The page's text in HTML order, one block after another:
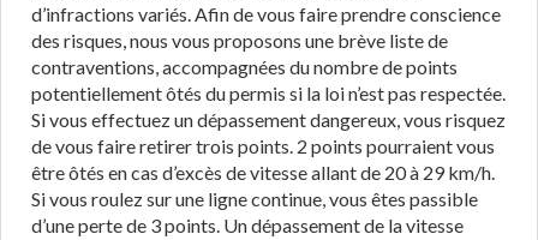
d’infractions variés. Afin de vous faire prendre conscience
des risques, nous vous proposons une brève liste de
contraventions, accompagnées du nombre de points
potentiellement ôtés du permis si la loi n’est pas respectée.
Si vous effectuez un dépassement dangereux, vous risquez
de vous faire retirer trois points. 2 points pourraient vous
être ôtés en cas d’excès de vitesse allant de 20 à 29 km/h.
Si vous roulez sur une ligne continue, vous êtes passible
d’une perte de 3 points. Un dépassement de la vitesse